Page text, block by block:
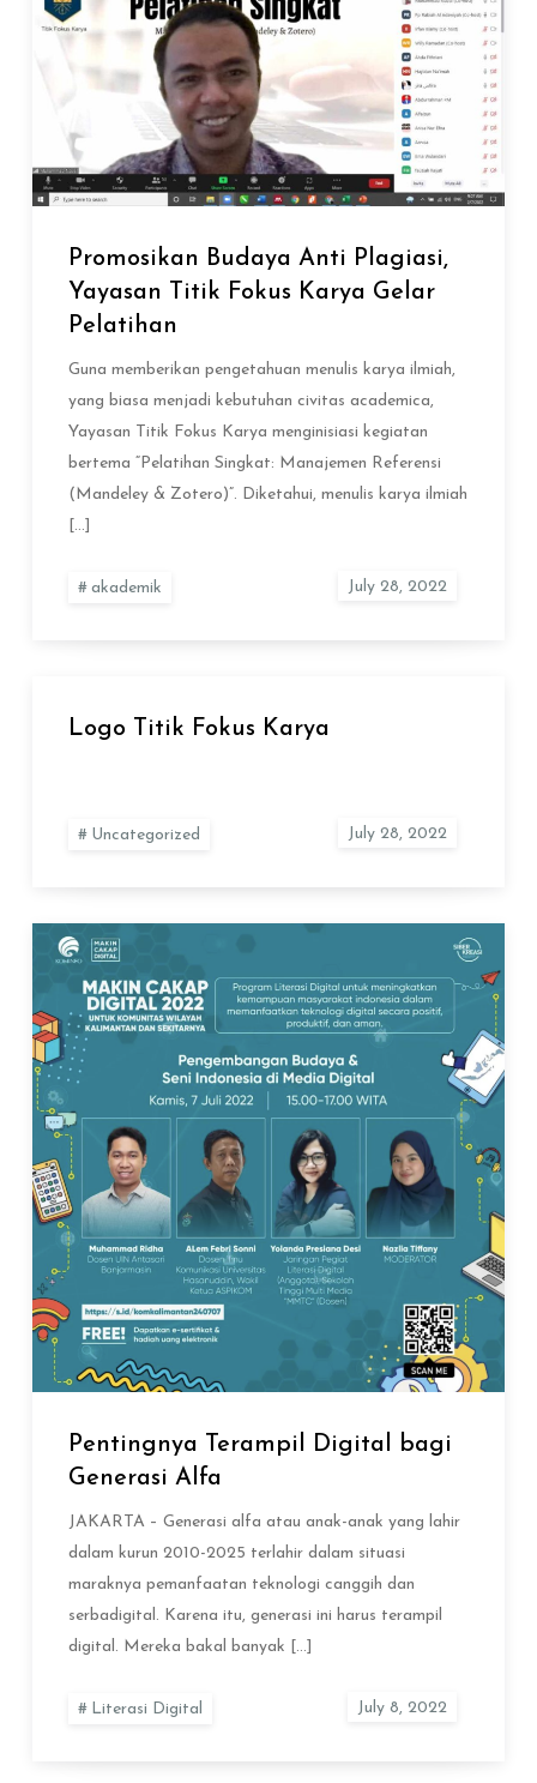
Promosikan Budaya Anti Plagiasi,
Yayasan Titik Fokus Karya Gelar
Pelatihan
Guna memberikan pengetahuan menulis karya ilmiah,
yang biasa menjadi kebutuhan civitas academica,
Yayasan Titik Fokus Karya menginisiasi kegiatan
bertema “Pelatihan Singkat: Manajemen Referensi
(Mandeley & Zotero)”. Diketahui, menulis karya ilmiah
[…]
akademik
Logo Titik Fokus Karya
Uncategorized
Pentingnya Terampil Digital bagi
Generasi Alfa
JAKARTA – Generasi alfa atau anak-anak yang lahir
dalam kurun 2010-2025 terlahir dalam situasi
maraknya pemanfaatan teknologi canggih dan
serbadigital. Karena itu, generasi ini harus terampil
digital. Mereka bakal banyak […]
Literasi Digital